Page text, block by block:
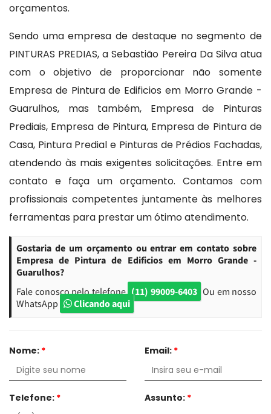
orçamentos.
Sendo uma empresa de destaque no segmento de
PINTURAS PREDIAS, a Sebastião Pereira Da Silva atua
com o objetivo de proporcionar não somente
Empresa de Pintura de Edificios em Morro Grande -
Guarulhos, mas também, Empresa de Pinturas
Prediais, Empresa de Pintura, Empresa de Pintura de
Casa, Pintura Predial e Pinturas de Prédios Fachadas,
atendendo às mais exigentes solicitações. Entre em
contato e faça um orçamento. Contamos com
profissionais competentes juntamente às melhores
ferramentas para prestar um ótimo atendimento.
Gostaria de um orçamento ou entrar em contato sobre
Empresa de Pintura de Edificios em Morro Grande -
Guarulhos?
Fale conosco pelo telefone (11) 99009-6403 Ou em nosso
WhatsApp
Clicando aqui
Nome: * Email: *
Telefone: * Assunto: *